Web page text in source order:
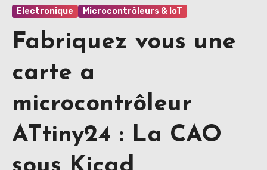
Electronique Microcontrôleurs & IoT
Fabriquez vous une
carte a
microcontrôleur
ATtiny24 : La CAO